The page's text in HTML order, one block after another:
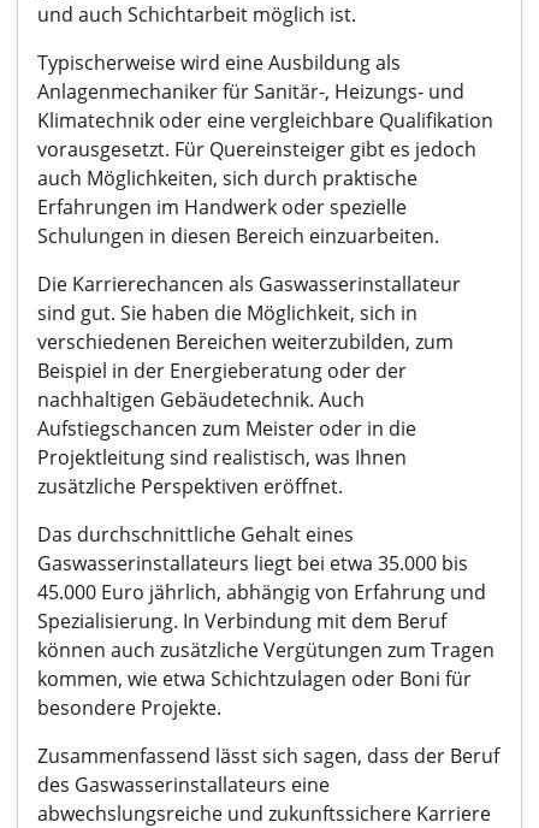
und auch Schichtarbeit möglich ist.
Typischerweise wird eine Ausbildung als
Anlagenmechaniker für Sanitär-, Heizungs- und
Klimatechnik oder eine vergleichbare Qualifikation
vorausgesetzt. Für Quereinsteiger gibt es jedoch
auch Möglichkeiten, sich durch praktische
Erfahrungen im Handwerk oder spezielle
Schulungen in diesen Bereich einzuarbeiten.
Die Karrierechancen als Gaswasserinstallateur
sind gut. Sie haben die Möglichkeit, sich in
verschiedenen Bereichen weiterzubilden, zum
Beispiel in der Energieberatung oder der
nachhaltigen Gebäudetechnik. Auch
Aufstiegschancen zum Meister oder in die
Projektleitung sind realistisch, was Ihnen
zusätzliche Perspektiven eröffnet.
Das durchschnittliche Gehalt eines
Gaswasserinstallateurs liegt bei etwa 35.000 bis
45.000 Euro jährlich, abhängig von Erfahrung und
Spezialisierung. In Verbindung mit dem Beruf
können auch zusätzliche Vergütungen zum Tragen
kommen, wie etwa Schichtzulagen oder Boni für
besondere Projekte.
Zusammenfassend lässt sich sagen, dass der Beruf
des Gaswasserinstallateurs eine
abwechslungsreiche und zukunftssichere Karriere